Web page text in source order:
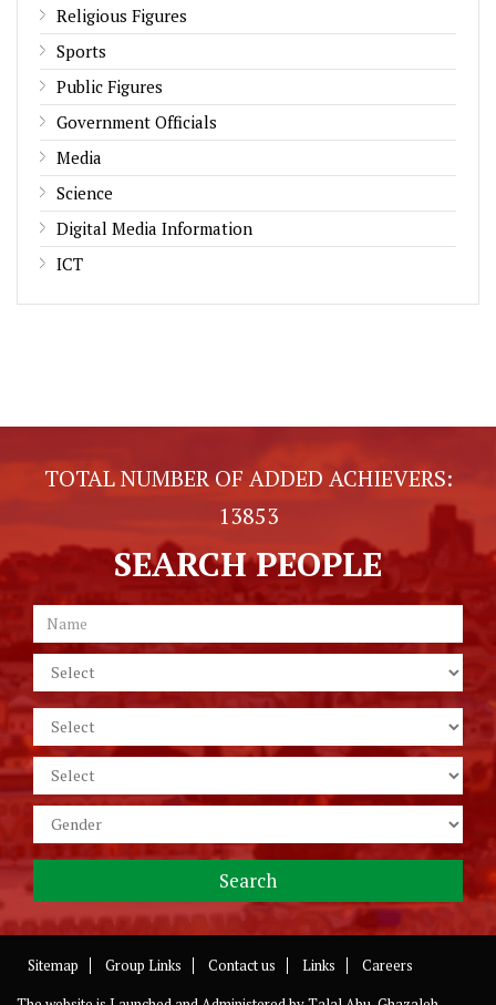
Religious Figures
Sports
Public Figures
Government Officials
Media
Science
Digital Media Information
ICT
TOTAL NUMBER OF ADDED ACHIEVERS:
13853
SEARCH PEOPLE
Sitemap Group Links Contact us Links
Careers